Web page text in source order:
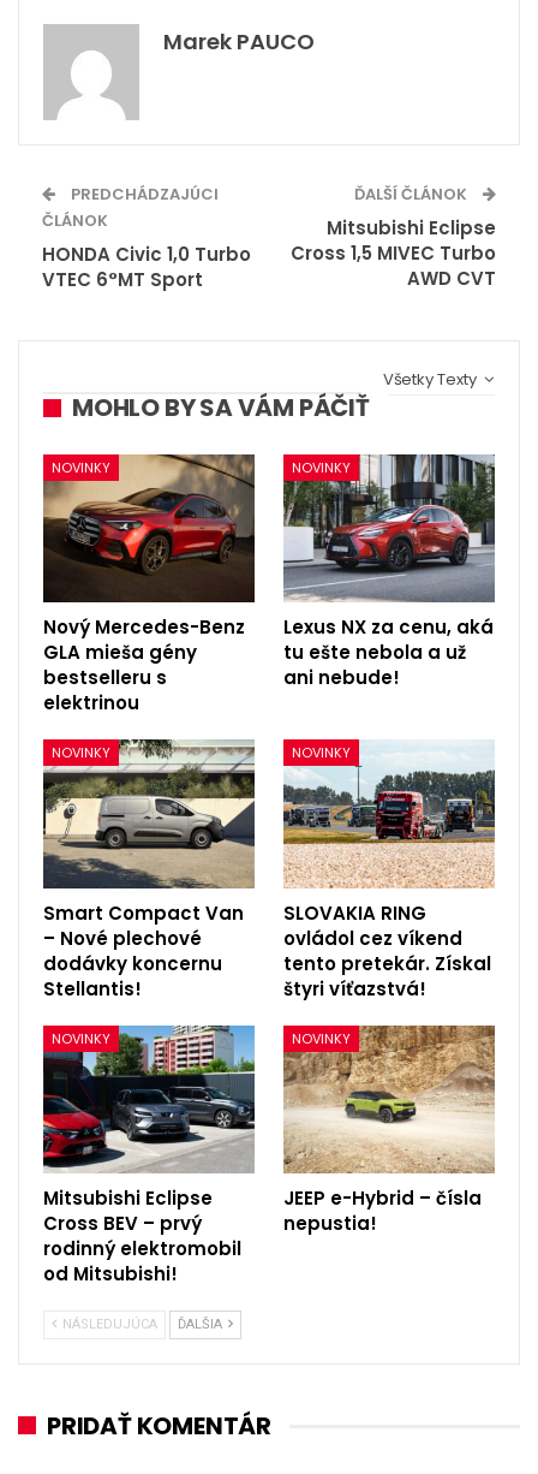
Marek PAUCO
PREDCHÁDZAJÚCI
ČLÁNOK
HONDA Civic 1,0 Turbo
VTEC 6°MT Sport
ĎALŠÍ ČLÁNOK
Mitsubishi Eclipse
Cross 1,5 MIVEC Turbo
AWD CVT
Všetky Texty
MOHLO BY SA VÁM PÁČIŤ
NOVINKY
Nový Mercedes-Benz
GLA mieša gény
bestselleru s
elektrinou
NOVINKY
Lexus NX za cenu, aká
tu ešte nebola a už
ani nebude!
NOVINKY
Smart Compact Van
– Nové plechové
dodávky koncernu
Stellantis!
NOVINKY
SLOVAKIA RING
ovládol cez víkend
tento pretekár. Získal
štyri víťazstvá!
NOVINKY
Mitsubishi Eclipse
Cross BEV – prvý
rodinný elektromobil
od Mitsubishi!
NOVINKY
JEEP e-Hybrid – čísla
nepustia!
NÁSLEDUJÚCA ĎALŠIA
PRIDAŤ KOMENTÁR